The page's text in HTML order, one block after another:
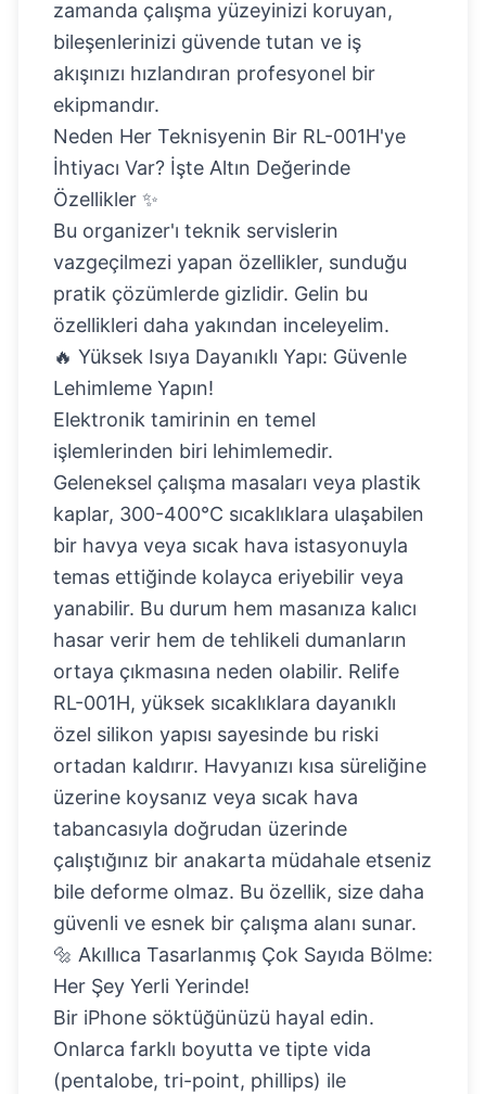
zamanda çalışma yüzeyinizi koruyan,
bileşenlerinizi güvende tutan ve iş
akışınızı hızlandıran profesyonel bir
ekipmandır.
Neden Her Teknisyenin Bir RL-001H'ye
İhtiyacı Var? İşte Altın Değerinde
Özellikler ✨
Bu organizer'ı teknik servislerin
vazgeçilmezi yapan özellikler, sunduğu
pratik çözümlerde gizlidir. Gelin bu
özellikleri daha yakından inceleyelim.
🔥 Yüksek Isıya Dayanıklı Yapı: Güvenle
Lehimleme Yapın!
Elektronik tamirinin en temel
işlemlerinden biri lehimlemedir.
Geleneksel çalışma masaları veya plastik
kaplar, 300-400°C sıcaklıklara ulaşabilen
bir havya veya sıcak hava istasyonuyla
temas ettiğinde kolayca eriyebilir veya
yanabilir. Bu durum hem masanıza kalıcı
hasar verir hem de tehlikeli dumanların
ortaya çıkmasına neden olabilir. Relife
RL-001H, yüksek sıcaklıklara dayanıklı
özel silikon yapısı sayesinde bu riski
ortadan kaldırır. Havyanızı kısa süreliğine
üzerine koysanız veya sıcak hava
tabancasıyla doğrudan üzerinde
çalıştığınız bir anakarta müdahale etseniz
bile deforme olmaz. Bu özellik, size daha
güvenli ve esnek bir çalışma alanı sunar.
🔩 Akıllıca Tasarlanmış Çok Sayıda Bölme:
Her Şey Yerli Yerinde!
Bir iPhone söktüğünüzü hayal edin.
Onlarca farklı boyutta ve tipte vida
(pentalobe, tri-point, phillips) ile